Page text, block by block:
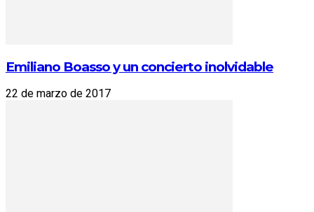
Emiliano Boasso y un concierto inolvidable
22 de marzo de 2017